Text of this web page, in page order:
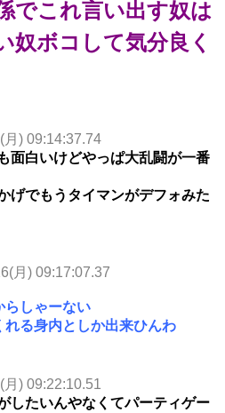
でこれ言い出す奴は
奴ボコして気分良く
月) 09:14:37.74
面白いけどやっぱ大乱闘が一番
げでもうタイマンがデフォみた
月) 09:17:07.37
らしゃーない
る身内としか出来ひんわ
月) 09:22:10.51
したいんやなくてパーティゲー